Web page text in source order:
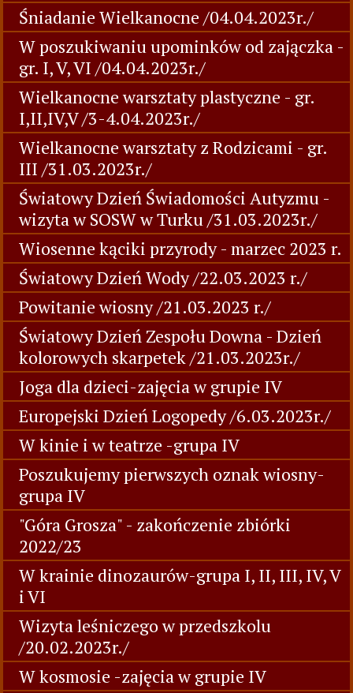
Śniadanie Wielkanocne /04.04.2023r./
W poszukiwaniu upominków od zajączka -
gr. I, V, VI /04.04.2023r./
Wielkanocne warsztaty plastyczne - gr.
I,II,IV,V /3-4.04.2023r./
Wielkanocne warsztaty z Rodzicami - gr.
III /31.03.2023r./
Światowy Dzień Świadomości Autyzmu -
wizyta w SOSW w Turku /31.03.2023r./
Wiosenne kąciki przyrody - marzec 2023 r.
Światowy Dzień Wody /22.03.2023 r./
Powitanie wiosny /21.03.2023 r./
Światowy Dzień Zespołu Downa - Dzień
kolorowych skarpetek /21.03.2023r./
Joga dla dzieci-zajęcia w grupie IV
Europejski Dzień Logopedy /6.03.2023r./
W kinie i w teatrze -grupa IV
Poszukujemy pierwszych oznak wiosny-
grupa IV
"Góra Grosza" - zakończenie zbiórki
2022/23
W krainie dinozaurów-grupa I, II, III, IV, V
i VI
Wizyta leśniczego w przedszkolu
/20.02.2023r./
W kosmosie -zajęcia w grupie IV